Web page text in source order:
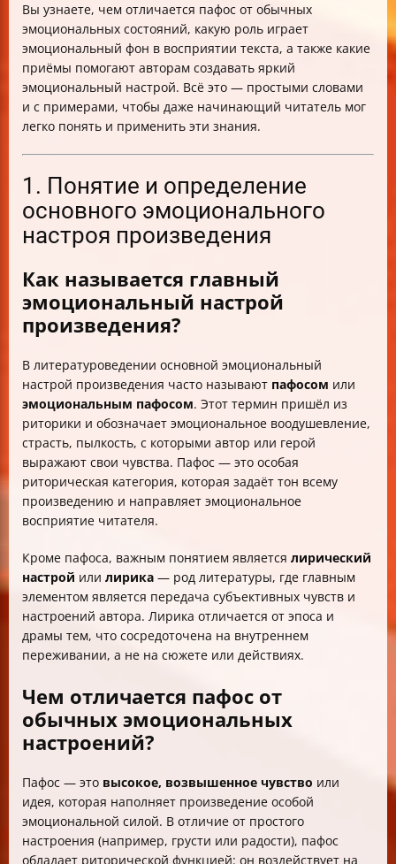
Вы узнаете, чем отличается пафос от обычных
эмоциональных состояний, какую роль играет
эмоциональный фон в восприятии текста, а также какие
приёмы помогают авторам создавать яркий
эмоциональный настрой. Всё это — простыми словами
и с примерами, чтобы даже начинающий читатель мог
легко понять и применить эти знания.
1. Понятие и определение
основного эмоционального
настроя произведения
Как называется главный
эмоциональный настрой
произведения?
В литературоведении основной эмоциональный
настрой произведения часто называют пафосом или
эмоциональным пафосом. Этот термин пришёл из
риторики и обозначает эмоциональное воодушевление,
страсть, пылкость, с которыми автор или герой
выражают свои чувства. Пафос — это особая
риторическая категория, которая задаёт тон всему
произведению и направляет эмоциональное
восприятие читателя.
Кроме пафоса, важным понятием является лирический
настрой или лирика — род литературы, где главным
элементом является передача субъективных чувств и
настроений автора. Лирика отличается от эпоса и
драмы тем, что сосредоточена на внутреннем
переживании, а не на сюжете или действиях.
Чем отличается пафос от
обычных эмоциональных
настроений?
Пафос — это высокое, возвышенное чувство или
идея, которая наполняет произведение особой
эмоциональной силой. В отличие от простого
настроения (например, грусти или радости), пафос
обладает риторической функцией: он воздействует на